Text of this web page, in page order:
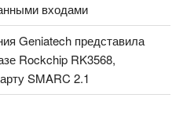
входами
Geniatech представила
Rockchip RK3568,
SMARC 2.1